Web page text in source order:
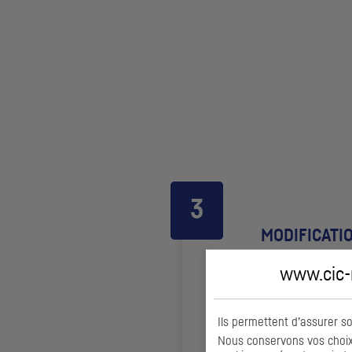
Fusion d’OPC
Création de
Fusion de
Ils permettent d’assurer
Nous conservons vos